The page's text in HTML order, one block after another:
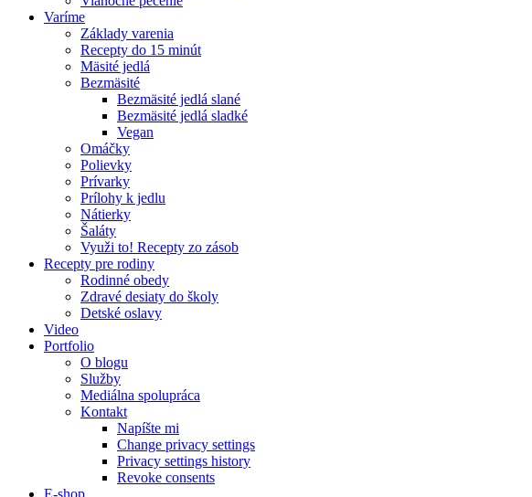
Varíme
Základy varenia
Recepty do 15 minút
Mäsité jedlá
Bezmäsité
Bezmäsité jedlá slané
Bezmäsité jedlá sladké
Vegan
Omáčky
Polievky
Prívarky
Prílohy k jedlu
Nátierky
Šaláty
Využi to! Recepty zo zásob
Recepty pre rodiny
Rodinné obedy
Zdravé desiaty do školy
Detské oslavy
Video
Portfolio
O blogu
Služby
Mediálna spolupráca
Kontakt
Napíšte mi
Change privacy settings
Privacy settings history
Revoke consents
E-shop